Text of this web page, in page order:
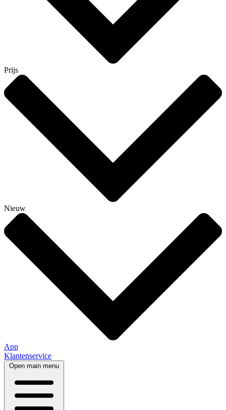
Prijs
Nieuw
App
Klantenservice
Open main menu